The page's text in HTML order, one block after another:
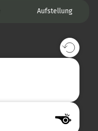
Aufstellung